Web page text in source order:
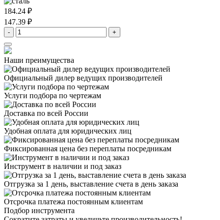
184.24 ₽
147.39 ₽
- +
Наши преимущества
Официальный дилер ведущих производителей
Услуги подбора по чертежам
Доставка по всей России
Удобная оплата для юридических лиц
Фиксированная цена без переплаты посредникам
Инструмент в наличии и под заказ
Отгрузка за 1 день, выставление счета в день заказа
Отсрочка платежа постоянным клиентам
Подбор инструмента